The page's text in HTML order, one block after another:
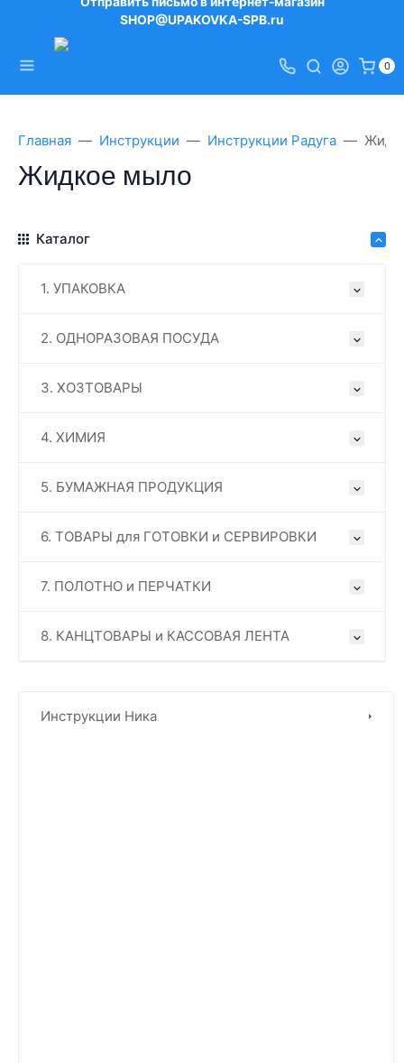
SHOP@UPAKOVKA-SPB.ru
0
Главная Инструкции Инструкции Радуга
Жидкое мыло
Каталог
1. УПАКОВКА
2. ОДНОРАЗОВАЯ ПОСУДА
3. ХОЗТОВАРЫ
4. ХИМИЯ
5. БУМАЖНАЯ ПРОДУКЦИЯ
6. ТОВАРЫ для ГОТОВКИ и СЕРВИРОВКИ
7. ПОЛОТНО и ПЕРЧАТКИ
8. КАНЦТОВАРЫ и КАССОВАЯ ЛЕНТА
Инструкции Ника